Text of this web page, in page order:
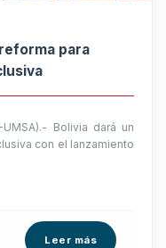
para
Bolivia dará un
con el lanzamiento
Leer más